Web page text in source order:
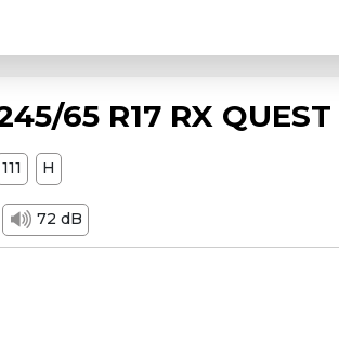
65 R17 RX QUEST
111 H
72 dB